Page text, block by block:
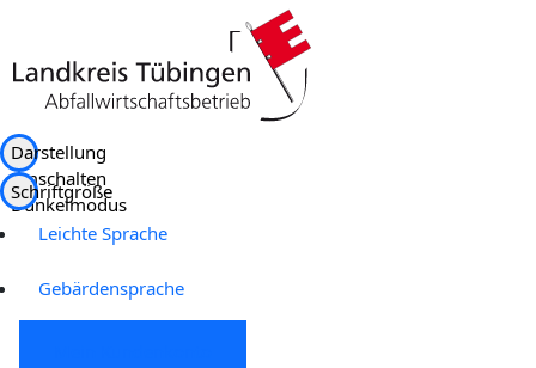
Darstellung
umschalten
Dunkelmodus
Schriftgröße
Leichte Sprache
Gebärdensprache